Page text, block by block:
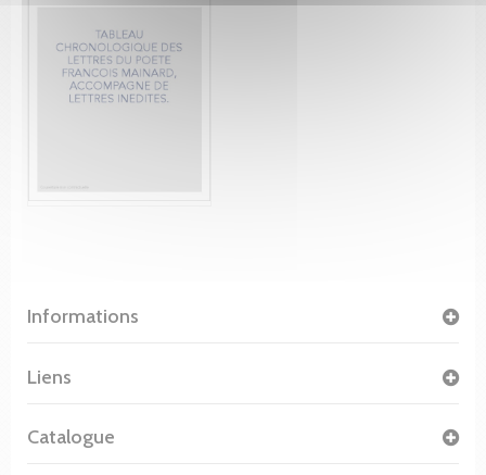
Informations
Liens
Catalogue